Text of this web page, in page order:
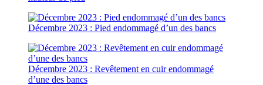
Décembre 2023 : Pied endommagé d’un des bancs
Décembre 2023 : Revêtement en cuir endommagé
d’une des bancs